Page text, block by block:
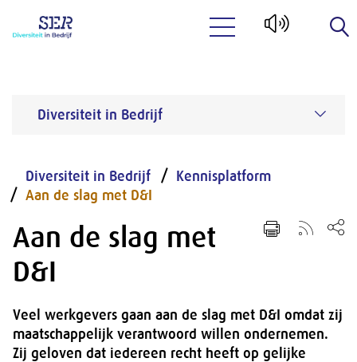
Diversiteit in Bedrijf
Diversiteit in Bedrijf
Kennisplatform
Aan de slag met D&I
Aan de slag met
D&I
Veel werkgevers gaan aan de slag met D&I omdat zij
maatschappelijk verantwoord willen ondernemen.
Zij geloven dat iedereen recht heeft op gelijke